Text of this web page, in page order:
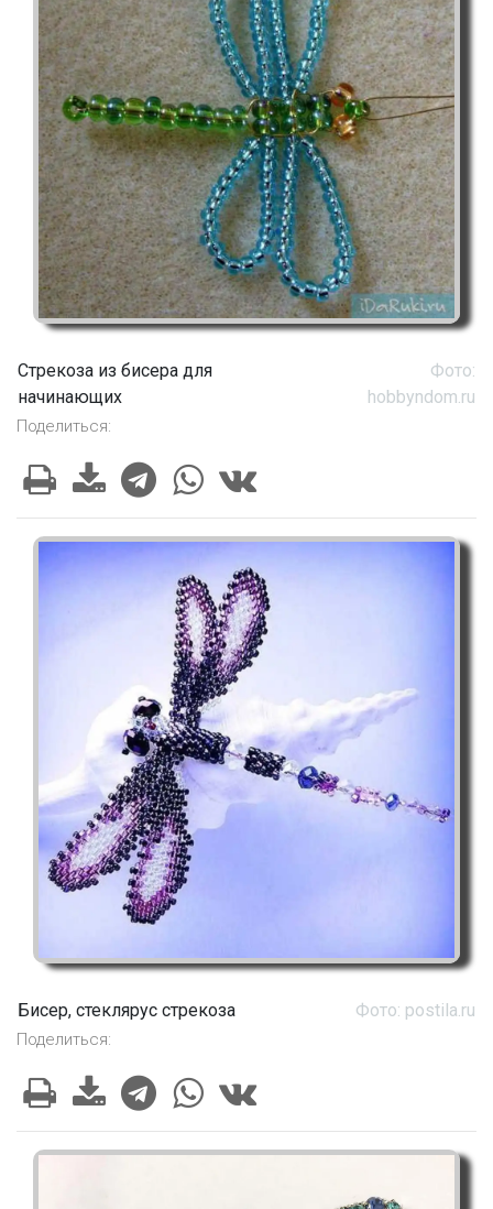
Стрекоза из бисера для
начинающих
Фото:
hobbyndom.ru
Поделиться:
Бисер, стеклярус стрекоза Фото: postila.ru
Поделиться: